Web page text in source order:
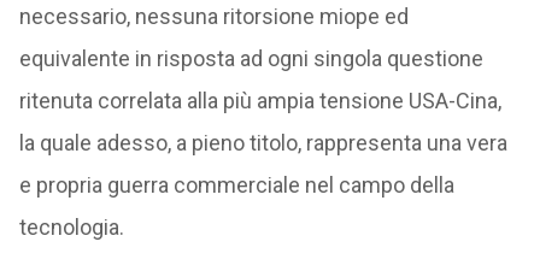
necessario, nessuna ritorsione miope ed
equivalente in risposta ad ogni singola questione
ritenuta correlata alla più ampia tensione USA-Cina,
la quale adesso, a pieno titolo, rappresenta una vera
e propria guerra commerciale nel campo della
tecnologia.